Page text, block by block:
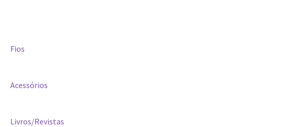
Fios
Acessórios
Livros/Revistas